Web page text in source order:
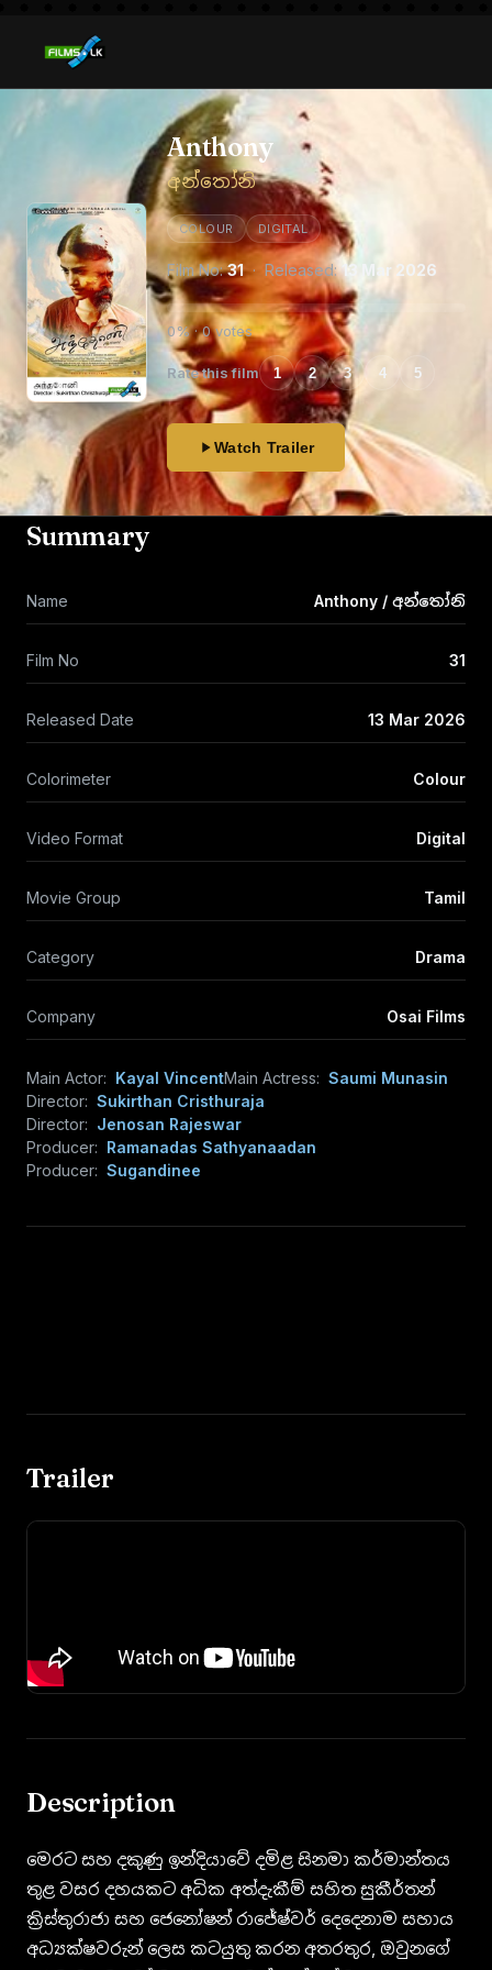
Anthony
අන්තෝනි
COLOUR DIGITAL
Film No:31· Released:13 Mar 2026
0% · 0 votes
Rate this film 1 2 3 4 5
Watch Trailer
Summary
Name Anthony / අන්තෝනි
Film No 31
Released Date 13 Mar 2026
Colorimeter Colour
Video Format Digital
Movie Group Tamil
Category Drama
Company Osai Films
Main Actor: Kayal VincentMain Actress: Saumi Munasin
Director: Sukirthan Cristhuraja
Director: Jenosan Rajeswar
Producer: Ramanadas Sathyanaadan
Producer: Sugandinee
Trailer
Description
මෙරට සහ දකුණු ඉන්දියාවේ දමිළ සිනමා කර්මාන්තය
තුළ වසර දහයකට අධික අත්දැකීම් සහිත සුකීර්තන්
ක්‍රිස්තුරාජා සහ ජෙනෝෂන් රාජේෂ්වර් දෙදෙනාම සහාය
අධ්‍යක්ෂවරුන් ලෙස කටයුතු කරන අතරතුර, ඔවුනගේ